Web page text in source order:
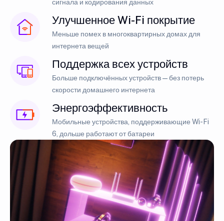
сигнала и кодирования данных
Улучшенное Wi-Fi покрытие
Меньше помех в многоквартирных домах для
интернета вещей
Поддержка всех устройств
Больше подключённых устройств — без потерь
скорости домашнего интернета
Энергоэффективность
Мобильные устройства, поддерживающие Wi-Fi
6, дольше работают от батареи